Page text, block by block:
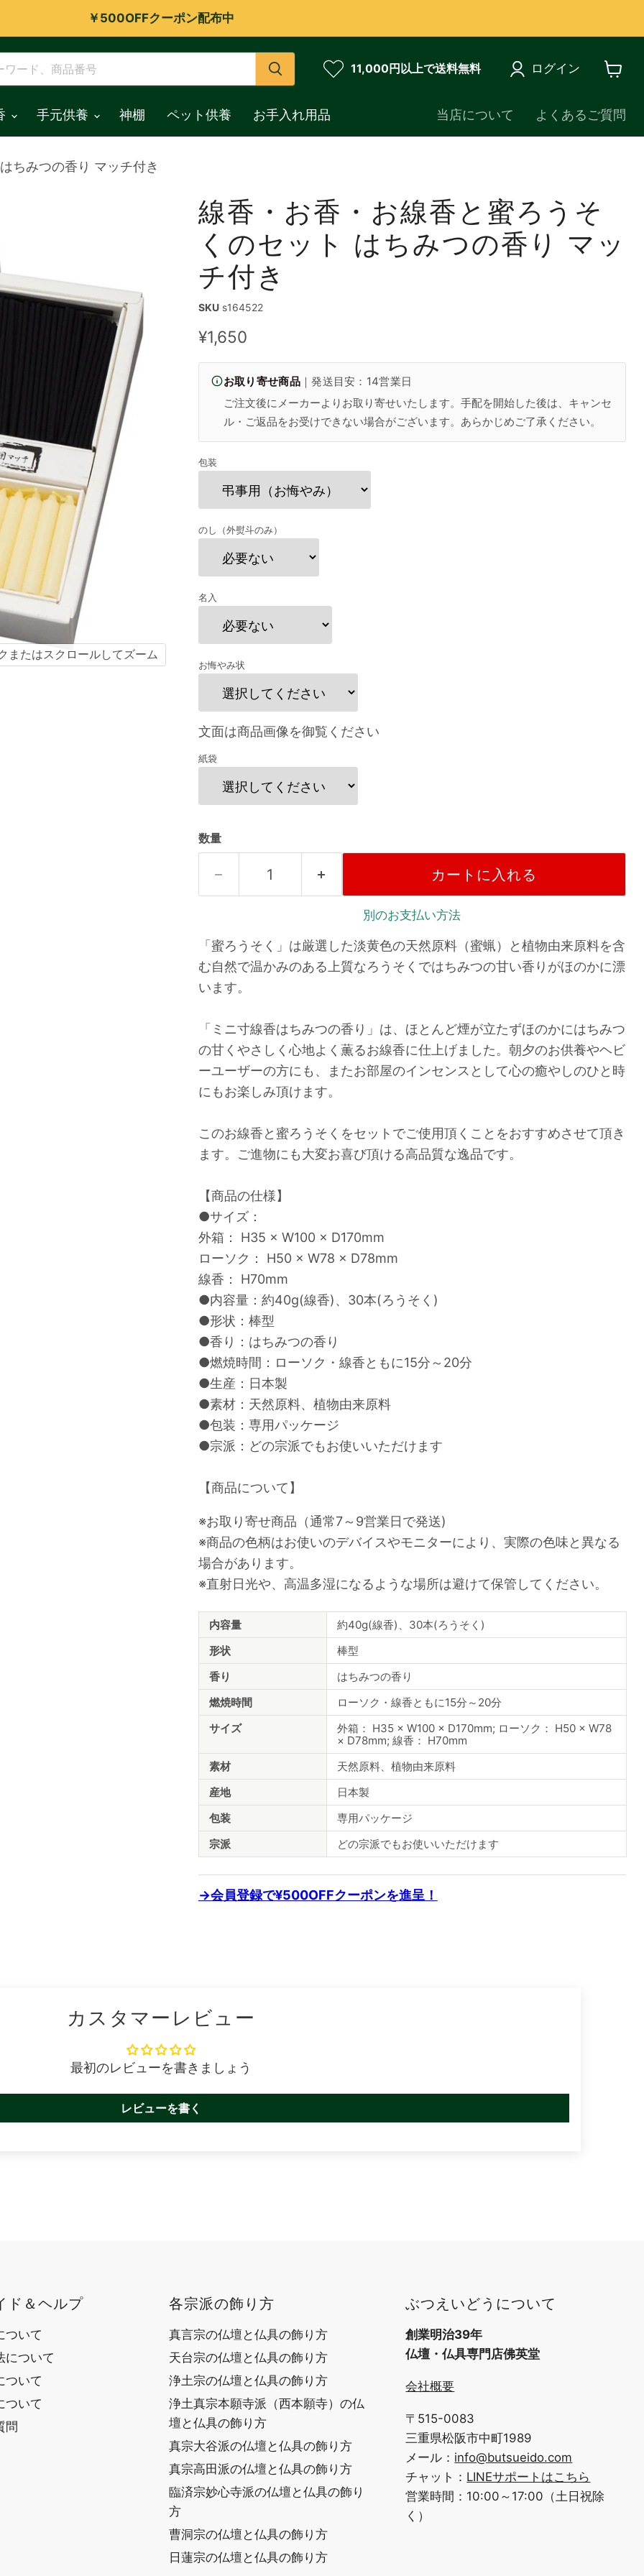
￥500OFFクーポン配布中
11,000円以上で送料無料 ログイン
ト
を
見
手元供養 神棚 ペット供養 お手入れ用品 当店について よくあるご質問
ちみつの香り マッチ付き
またはスクロールしてズーム
線香・お香・お線香と蜜ろうそ
くのセット はちみつの香り マッ
チ付き
SKU s164522
現在の価格
¥1,650
お取り寄せ商品｜発送目安：14営業日
ご注文後にメーカーよりお取り寄せいたします。手配を開始した後は、キャンセ
ル・ご返品をお受けできない場合がございます。あらかじめご了承ください。
包装
のし（外熨斗のみ）
名入
お悔やみ状
文面は商品画像を御覧ください
紙袋
数量
カートに入れる
別のお支払い方法
「蜜ろうそく」は厳選した淡黄色の天然原料（蜜蝋）と植物由来原料を含
む自然で温かみのある上質なろうそくではちみつの甘い香りがほのかに漂
います。
「ミニ寸線香はちみつの香り」は、ほとんど煙が立たずほのかにはちみつ
の甘くやさしく心地よく薫るお線香に仕上げました。朝夕のお供養やヘビ
ーユーザーの方にも、またお部屋のインセンスとして心の癒やしのひと時
にもお楽しみ頂けます。
このお線香と蜜ろうそくをセットでご使用頂くことをおすすめさせて頂き
ます。ご進物にも大変お喜び頂ける高品質な逸品です。
【商品の仕様】
●サイズ：
外箱： H35 × W100 × D170mm
ローソク： H50 × W78 × D78mm
線香： H70mm
●内容量：約40g(線香)、30本(ろうそく)
●形状：棒型
●香り：はちみつの香り
●燃焼時間：ローソク・線香ともに15分～20分
●生産：日本製
●素材：天然原料、植物由来原料
●包装：専用パッケージ
●宗派：どの宗派でもお使いいただけます
【商品について】
※お取り寄せ商品（通常7～9営業日で発送)
※商品の色柄はお使いのデバイスやモニターにより、実際の色味と異なる
場合があります。
※直射日光や、高温多湿になるような場所は避けて保管してください。
内容量
約40g(線香)、30本(ろうそく)
形状
棒型
香り
はちみつの香り
燃焼時間
ローソク・線香ともに15分～20分
サイズ
外箱： H35 × W100 × D170mm; ローソク： H50 × W78
× D78mm; 線香： H70mm
素材
天然原料、植物由来原料
産地
日本製
包装
専用パッケージ
宗派
どの宗派でもお使いいただけます
→会員登録で¥500OFFクーポンを進呈！
カスタマーレビュー
最初のレビューを書きましょう
レビューを書く
ド＆ヘルプ
ついて
について
ついて
ついて
問
各宗派の飾り方
真言宗の仏壇と仏具の飾り方
天台宗の仏壇と仏具の飾り方
浄土宗の仏壇と仏具の飾り方
浄土真宗本願寺派（西本願寺）の仏
壇と仏具の飾り方
真宗大谷派の仏壇と仏具の飾り方
真宗高田派の仏壇と仏具の飾り方
臨済宗妙心寺派の仏壇と仏具の飾り
方
曹洞宗の仏壇と仏具の飾り方
日蓮宗の仏壇と仏具の飾り方
ぶつえいどうについて
創業明治39年
仏壇・仏具専門店佛英堂
会社概要
〒515-0083
三重県松阪市中町1989
メール： info@butsueido.com
チャット： LINEサポートはこちら
営業時間：10:00～17:00（土日祝除
く）